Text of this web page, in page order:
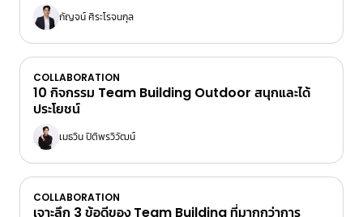
กัญจน์ ศิระโรจนกุล
COLLABORATION
10 กิจกรรม Team Building Outdoor สนุกและได้
ประโยชน์
เมธวิน ปิติพรวิวัฒน์
COLLABORATION
เจาะลึก 3 ข้อดีของ Team Building ที่มากกว่าการ